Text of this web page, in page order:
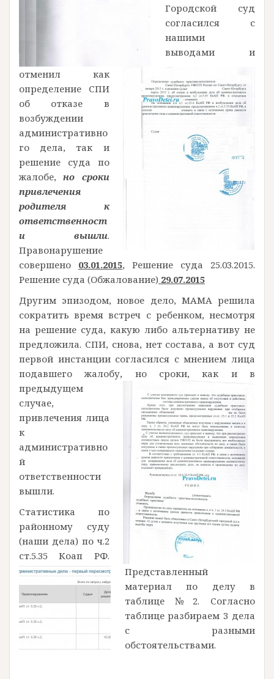
Городской суд
согласился с
нашими
выводами и
отменил как
определение СПИ
об отказе в
возбуждении
административно
го дела, так и
решение суда по
жалобе,но сроки
привлечения
родителя к
ответственност
и вышли.
Правонарушение
совершено
03.01.2015, Решение суда 25.03.2015.
Решение суда (Обжалование) 29.07.2015
Другим эпизодом, новое дело, МАМА решила
сократить время встреч с ребенком, несмотря
на решение суда, какую либо альтернативу не
предложила. СПИ, снова, нет состава, а вот суд
первой инстанции согласился с мнением лица
подавшего жалобу, но сроки, как и в
предыдущем
случае,
привлечения лица
к
административно
й
ответственности
вышли.
Статистика по
районному суду
(наши дела) по ч.2
ст.5.35 Коап РФ.
Представленный
материал по делу в
таблице №2. Согласно
таблице разбираем 3 дела
с разными
обстоятельствами.